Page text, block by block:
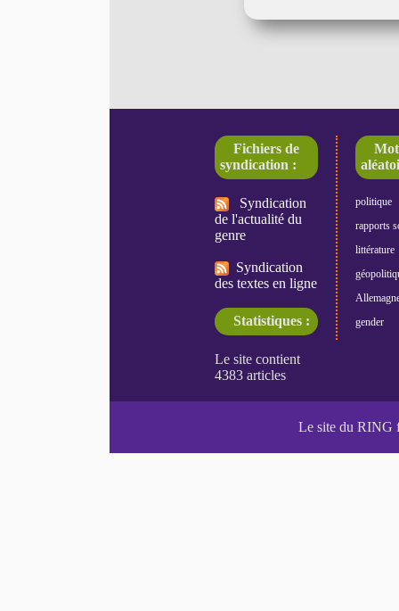
Fichiers de
syndication :
Syndication
de l'actualité du
genre
Syndication
des textes en ligne
Statistiques :
politique
rapports
littérature
gender
Le site du RING